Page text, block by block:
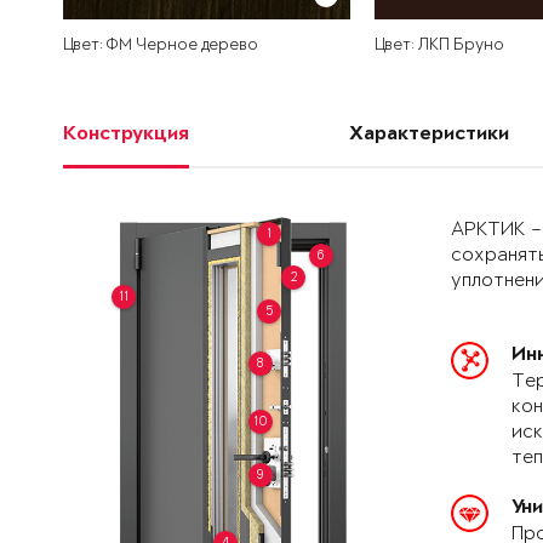
Цвет: ФМ Черное дерево Цвет: ЛКП Бруно
Конструкция Характеристики
1
2
5
6
8
9
10
11
АРКТИК –